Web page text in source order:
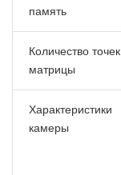
память
Количество точек
матрицы
Характеристики
камеры